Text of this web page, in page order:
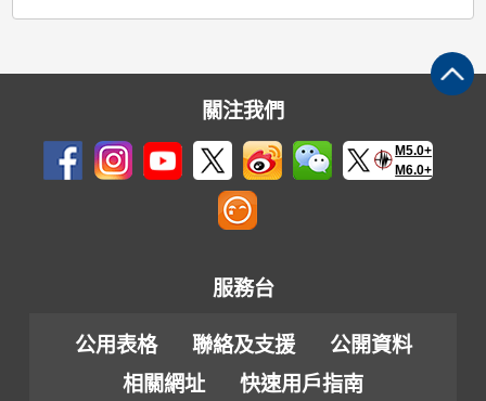
關注我們
M5.0+
M6.0+
服務台
公用表格 聯絡及支援
公開資料
相關網址
快速用戶指南